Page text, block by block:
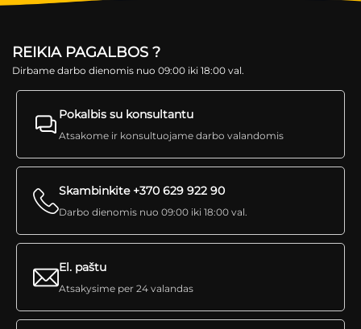
REIKIA PAGALBOS ?
Dirbame darbo dienomis nuo 09:00 iki 18:00 val.
Pokalbis su konsultantu
Atsakome ir konsultuojame darbo valandomis
Skambinkite +370 629 922 90
Darbo dienomis nuo 09:00 iki 18:00 val.
El. paštu
Atsakysime per 24 valandas